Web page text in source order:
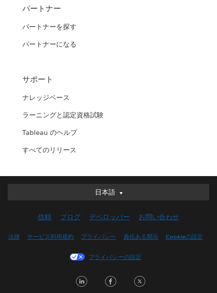
パートナー
パートナーを探す
パートナーになる
サポート
ナレッジベース
ラーニングと認定資格試験
Tableau のヘルプ
すべてのリリース
日本語
日本語
English (UK)
Français (Canada)
Italiano
信頼 ブログ デベロッパー お問い合わせ
法律 サービス利用規約 プライバシー 責任ある開示 Cookieの設定
プライバシーの設定
LinkedInFacebook